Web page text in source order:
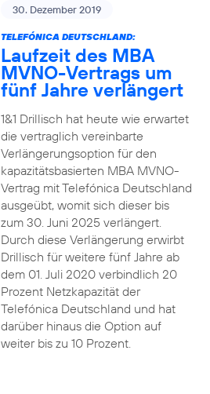
30. Dezember 2019
TELEFÓNICA DEUTSCHLAND:
Laufzeit des MBA
MVNO-Vertrags um
fünf Jahre verlängert
1&1 Drillisch hat heute wie erwartet
die vertraglich vereinbarte
Verlängerungsoption für den
kapazitätsbasierten MBA MVNO-
Vertrag mit Telefónica Deutschland
ausgeübt, womit sich dieser bis
zum 30. Juni 2025 verlängert.
Durch diese Verlängerung erwirbt
Drillisch für weitere fünf Jahre ab
dem 01. Juli 2020 verbindlich 20
Prozent Netzkapazität der
Telefónica Deutschland und hat
darüber hinaus die Option auf
weiter bis zu 10 Prozent.